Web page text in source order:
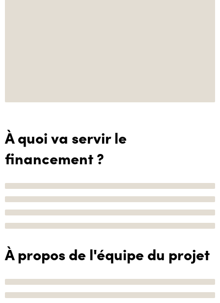
À quoi va servir le
financement ?
À propos de l'équipe du projet